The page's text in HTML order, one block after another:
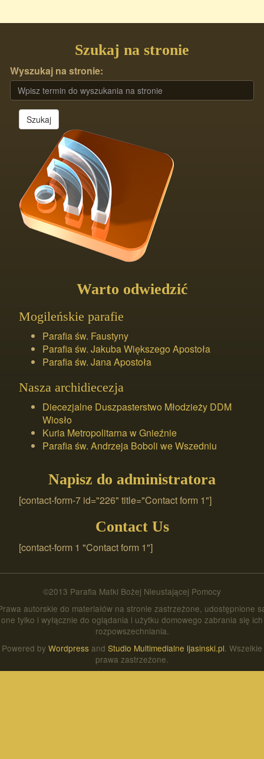
Szukaj na stronie
Wyszukaj na stronie:
Szukaj
Warto odwiedzić
Mogileńskie parafie
Parafia św. Faustyny
Parafia św. Jakuba Większego Apostoła
Parafia św. Jana Apostoła
Nasza archidiecezja
Diecezjalne Duszpasterstwo Młodzieży DDM
Wiosło
Kuria Metropolitarna w Gnieźnie
Parafia św. Andrzeja Boboli we Wszedniu
Napisz do administratora
[contact-form-7 id="226" title="Contact form 1"]
Contact Us
[contact-form 1 "Contact form 1"]
©2013 Parafia Matki Bożej Nieustającej Pomocy
autorskie do materiałów na stronie zastrzeżone, udostępnione
one tylko i wyłącznie do oglądania i użytku domowego zabrania się ich
rozpowszechniania.
Powered by Wordpress and Studio Multimedialne ljasinski.pl . Wszelkie
prawa zastrzeżone.